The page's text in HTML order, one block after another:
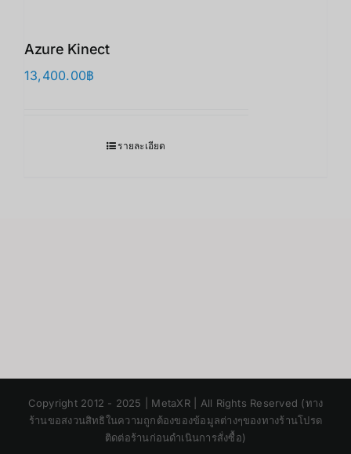
Azure Kinect
13,400.00฿
รายละเอียด
Copyright 2012 - 2025 | MetaXR | All Rights Reserved (ทาง
ร้านขอสงวนสิทธิในความถูกต้องของข้อมูลต่างๆของทางร้านโปรด
ติดต่อร้านก่อนดำเนินการสั่งซื้อ)Chinese